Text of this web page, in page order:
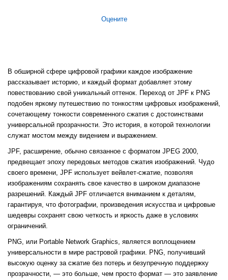
Оцените
В обширной сфере цифровой графики каждое изображение
рассказывает историю, и каждый формат добавляет этому
повествованию свой уникальный оттенок. Переход от JPF к PNG
подобен яркому путешествию по тонкостям цифровых изображений,
сочетающему тонкости современного сжатия с достоинствами
универсальной прозрачности. Это история, в которой технологии
служат мостом между видением и выражением.
JPF, расширение, обычно связанное с форматом JPEG 2000,
предвещает эпоху передовых методов сжатия изображений. Чудо
своего времени, JPF использует вейвлет-сжатие, позволяя
изображениям сохранять свое качество в широком диапазоне
разрешений. Каждый JPF отличается вниманием к деталям,
гарантируя, что фотографии, произведения искусства и цифровые
шедевры сохранят свою четкость и яркость даже в условиях
ограничений.
PNG, или Portable Network Graphics, является воплощением
универсальности в мире растровой графики. PNG, получивший
высокую оценку за сжатие без потерь и безупречную поддержку
прозрачности, — это больше, чем просто формат — это заявление